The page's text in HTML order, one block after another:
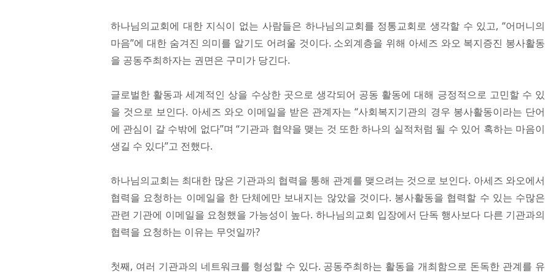
하나님의교회에 대한 지식이 없는 사람들은 하나님의교회를 정통교회로 생각할 수 있고, “어머니의
마음”에 대한 숨겨진 의미를 알기도 어려울 것이다. 소외계층을 위해 아세즈 와오 복지증진 봉사활동
을 공동주최하자는 권면은 구미가 당긴다.
글로벌한 활동과 세계적인 상을 수상한 곳으로 생각되어 공동 활동에 대해 긍정적으로 고민할 수 있
을 것으로 보인다. 아세즈 와오 이메일을 받은 관계자는 “사회복지기관의 경우 봉사활동이라는 단어
에 관심이 갈 수밖에 없다”며 “기관과 협약을 맺는 것 또한 하나의 실적처럼 될 수 있어 혹하는 마음이
생길 수 있다”고 전했다.
하나님의교회는 최대한 많은 기관과의 협력을 통해 관계를 맺으려는 것으로 보인다. 아세즈 와오에서
협력을 요청하는 이메일을 한 단체에만 보내지는 않았을 것이다. 봉사활동을 협력할 수 있는 수많은
관련 기관에 이메일을 요청했을 가능성이 높다. 하나님의교회 입장에서 단독 행사보다 다른 기관과의
협력을 요청하는 이유는 무엇일까?
첫째, 여러 기관과의 네트워크를 형성할 수 있다. 공동주최하는 활동을 개최함으로 돈독한 관계를 유